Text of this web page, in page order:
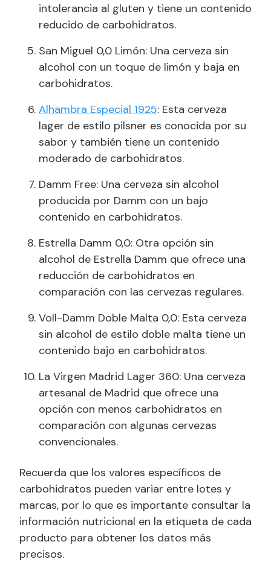
intolerancia al gluten y tiene un contenido
reducido de carbohidratos.
San Miguel 0,0 Limón: Una cerveza sin
alcohol con un toque de limón y baja en
carbohidratos.
Alhambra Especial 1925: Esta cerveza
lager de estilo pilsner es conocida por su
sabor y también tiene un contenido
moderado de carbohidratos.
Damm Free: Una cerveza sin alcohol
producida por Damm con un bajo
contenido en carbohidratos.
Estrella Damm 0,0: Otra opción sin
alcohol de Estrella Damm que ofrece una
reducción de carbohidratos en
comparación con las cervezas regulares.
Voll-Damm Doble Malta 0,0: Esta cerveza
sin alcohol de estilo doble malta tiene un
contenido bajo en carbohidratos.
La Virgen Madrid Lager 360: Una cerveza
artesanal de Madrid que ofrece una
opción con menos carbohidratos en
comparación con algunas cervezas
convencionales.
Recuerda que los valores específicos de
carbohidratos pueden variar entre lotes y
marcas, por lo que es importante consultar la
información nutricional en la etiqueta de cada
producto para obtener los datos más
precisos.